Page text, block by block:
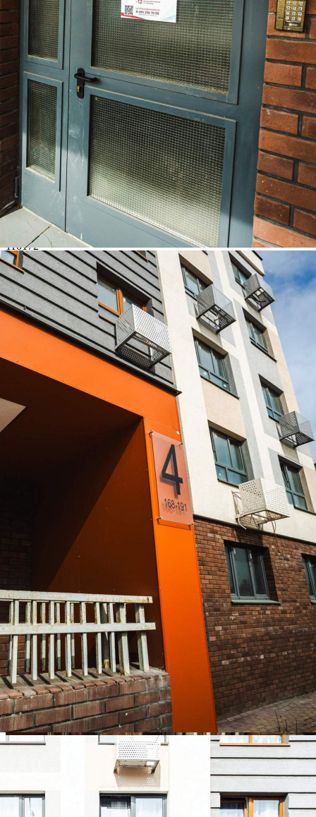
Москва / Московская обл
Получить контакты Посмотреть на карте
Сдаётся в аренду коммерческое помещение площадью 37,8 м
на 1-м этаже 8-этажного жилого дома в ЖК «Новая Рига».
Основные преимущества: место под вывеску; расположение в
блоке с входом в подъезд, что обеспечивает высокую
проходимость арендаторам; круглосуточный доступ;
помещение без ремонта, что позволяет...
381 (+2)
Навигация
Характеристики
О помещении
Где находится
Контакты
Другие объявления
Характеристики помещения
№ объявления
110172
Дата размещения
21.10.2025
Город
Красногорск
Адрес
деревня Глухово, Романовская улица, д.5
Расположено
Этаж
Предлагается
Аренда
Желаемый / подходящий вид деятельности
Не указано